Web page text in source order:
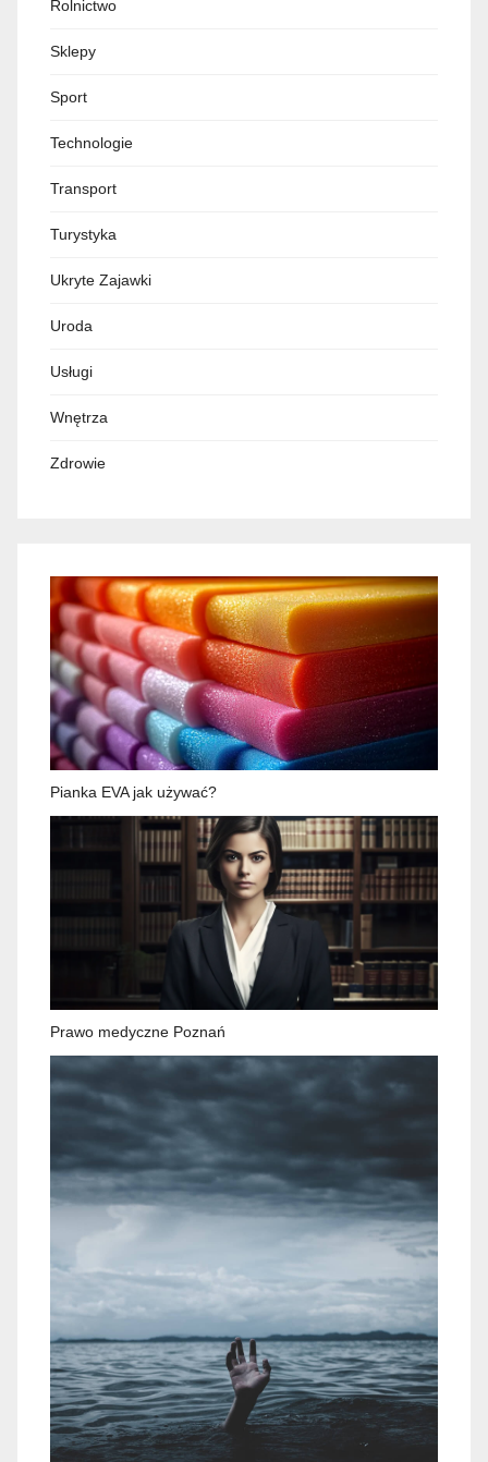
Rolnictwo
Sklepy
Sport
Technologie
Transport
Turystyka
Ukryte Zajawki
Uroda
Usługi
Wnętrza
Zdrowie
Pianka EVA jak używać?
Prawo medyczne Poznań